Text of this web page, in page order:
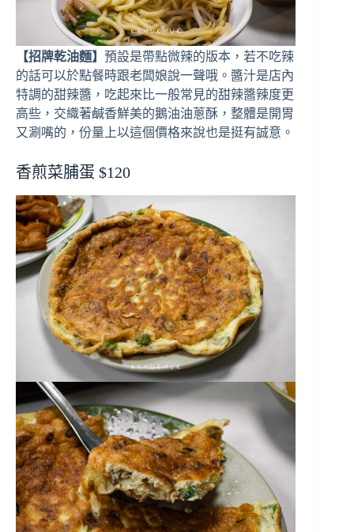
【招牌乾油麵】 預設是帶點微辣的版本，若不吃辣
的話可以於點餐時跟老闆娘說一聲哦。醬汁是店內
特調的甜辣醬，吃起來比一般常見的甜辣醬辣度更
高些，交織著鹹香鮮美的鵝油油蔥酥，整體是開胃
又涮嘴的，份量上以這個價格來說也是挺有誠意。
香煎菜脯蛋 $120